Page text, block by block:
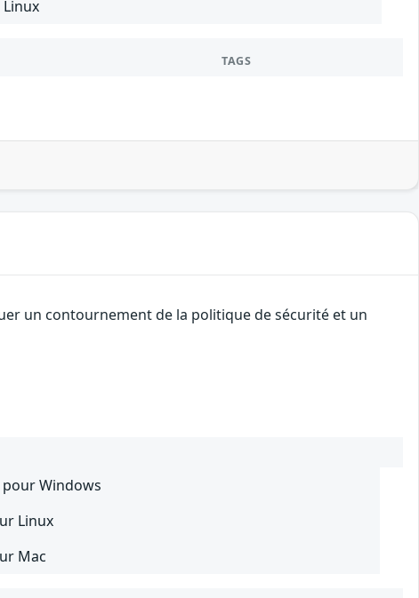
TAGS
un contournement de la politique de sécurité et un
pour Windows
Linux
Mac